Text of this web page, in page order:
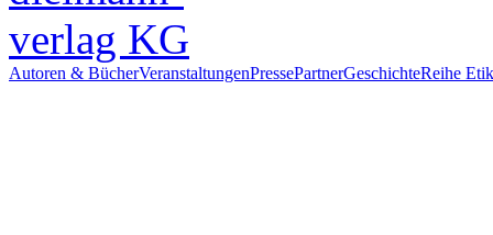
Autoren & BücherVeranstaltungenPressePartnerGeschichteReihe